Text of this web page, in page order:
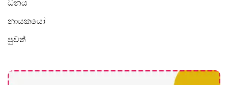
ධනය
නායකයෝ
පුවත්